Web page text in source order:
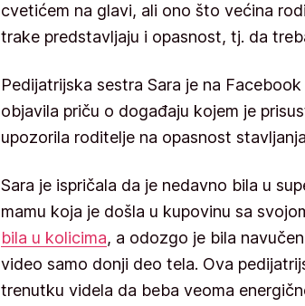
cvetićem na glavi, ali ono što većina
trake predstavljaju i opasnost, tj. da
Pedijatrijska sestra Sara je na
objavila priču o događaju kojem je
upozorila roditelje na opasnost
Sara je ispričala da je nedavno bila u
mamu koja je došla u kupovinu sa
bila u kolicima, a odozgo je bila
video samo donji deo tela. Ova
trenutku videla da beba veoma